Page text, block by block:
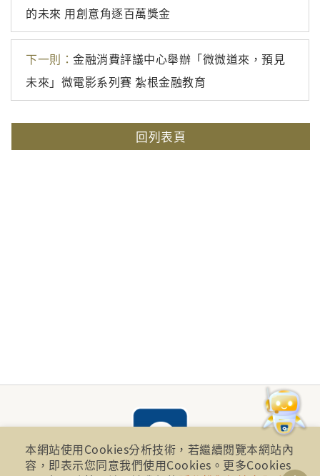
的未來 用創意角逐百萬獎金
下一則： 金融消費評議中心舉辦「微微道來，預見
未來」微電影系列賽 紮根金融教育
回列表頁
本網站使用Cookies分析技術，若繼續閱覽本網站內
容，即表示您同意我們使用Cookies。更多Cookies